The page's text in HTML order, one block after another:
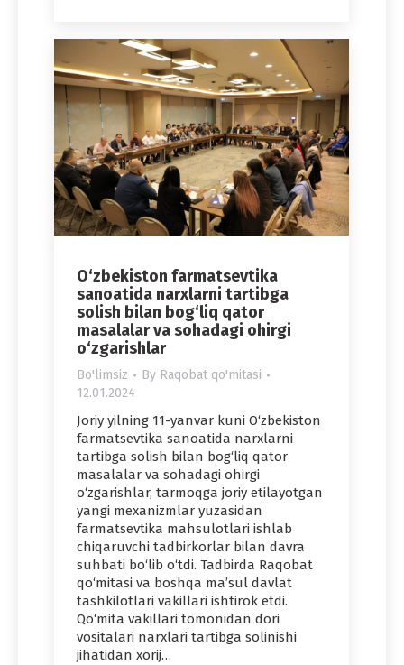
O‘zbekiston farmatsevtika
sanoatida narxlarni tartibga
solish bilan bog‘liq qator
masalalar va sohadagi ohirgi
o‘zgarishlar
Bo'limsiz By Raqobat qo'mitasi
12.01.2024
Joriy yilning 11-yanvar kuni O‘zbekiston
farmatsevtika sanoatida narxlarni
tartibga solish bilan bog‘liq qator
masalalar va sohadagi ohirgi
o‘zgarishlar, tarmoqga joriy etilayotgan
yangi mexanizmlar yuzasidan
farmatsevtika mahsulotlari ishlab
chiqaruvchi tadbirkorlar bilan davra
suhbati bo‘lib o‘tdi. Tadbirda Raqobat
qo‘mitasi va boshqa ma’sul davlat
tashkilotlari vakillari ishtirok etdi.
Qo‘mita vakillari tomonidan dori
vositalari narxlari tartibga solinishi
jihatidan xorij…